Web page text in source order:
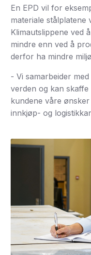
En EPD vil for
materiale stålplatene
Klimautslippene ved
mindre enn ved å
derfor ha mindre
- Vi samarbeider
verden og kan skaffe
kundene våre
innkjøp- og